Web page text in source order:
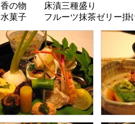
香の物 床漬三種盛り
水菓子 フルーツ抹茶ゼリー掛